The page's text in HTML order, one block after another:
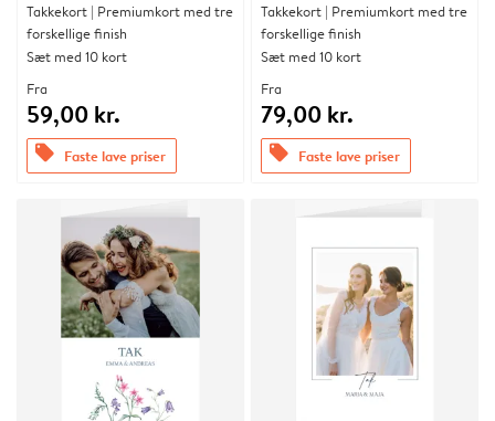
Takkekort | Premiumkort med tre
forskellige finish
Sæt med 10 kort
Fra
59,00 kr.
offers Faste lave priser
Takkekort | Premiumkort med tre
forskellige finish
Sæt med 10 kort
Fra
79,00 kr.
offers Faste lave priser